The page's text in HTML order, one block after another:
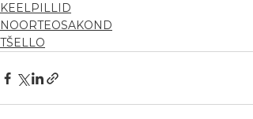
KEELPILLID
NOORTEOSAKOND
TŠELLO